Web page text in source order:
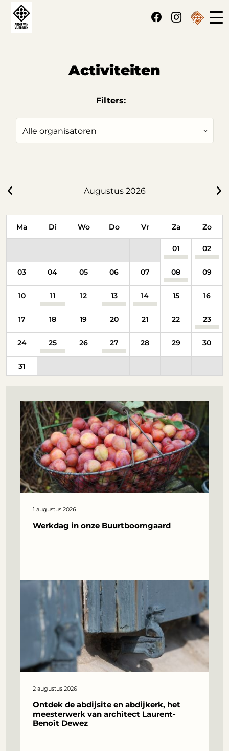
Activiteiten
Filters:
Augustus 2026
Ma Di Wo Do Vr Za Zo
01 02
03 04 05 06 07 08 09
10 11 12 13 14 15 16
17 18 19 20 21 22 23
24 25 26 27 28 29 30
31
1 augustus 2026
Werkdag in onze Buurtboomgaard
2 augustus 2026
Ontdek de abdijsite en abdijkerk, het
meesterwerk van architect Laurent-
Benoît Dewez
Cookies beheer paneel